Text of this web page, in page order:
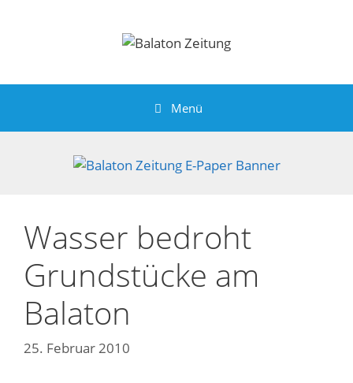
Menü
Wasser bedroht
Grundstücke am
Balaton
25. Februar 2010